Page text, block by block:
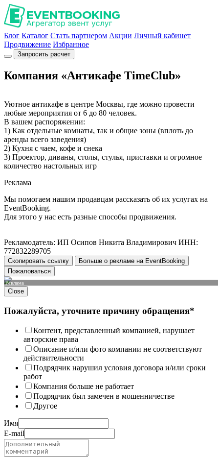
Блог Каталог Стать партнером Акции Личный кабинет
Продвижение Избранное
Запросить расчет
Компания «Антикафе TimeClub»
Уютное антикафе в центре Москвы, где можно провести
любые мероприятия от 6 до 80 человек.
В вашем распоряжении:
1) Как отдельные комнаты, так и общие зоны (вплоть до
аренды всего заведения)
2) Кухня с чаем, кофе и снека
3) Проектор, диваны, столы, стулья, приставки и огромное
количество настольных игр
Реклама
Мы помогаем нашим продавцам рассказать об их услугах на
EventBooking.
Для этого у нас есть разные способы продвижения.
Рекламодатель: ИП Осипов Никита Владимирович ИНН:
772832289705
Скопировать ссылку
Больше о рекламе на EventBooking
Пожаловаться
Реклама
Close
Пожалуйста, уточните причину обращения*
Контент, представленный компанией, нарушает
авторские права
Описание и/или фото компании не соответствуют
действительности
Подрядчик нарушил условия договора и/или сроки
работ
Компания больше не работает
Подрядчик был замечен в мошенничестве
Другое
Имя
E-mail